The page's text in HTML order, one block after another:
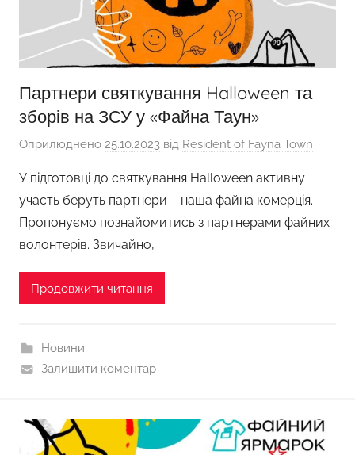
Партнери святкування Halloween та
зборів на ЗСУ у «Файна Таун»
Оприлюднено 25.10.2023 від Resident of Fayna Town
У підготовці до святкування Halloween активну
участь беруть партнери – наша файна комерція.
Пропонуємо познайомитись з партнерами файних
волонтерів. Звичайно,
Продовжити читання
Новини
Залишити коментар